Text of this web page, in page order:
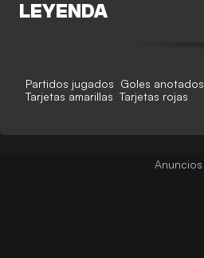
LEYENDA
Partidos jugados Goles anotados
Tarjetas amarillas Tarjetas rojas